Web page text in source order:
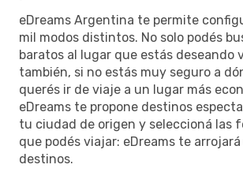
eDreams Argentina te permite
mil modos distintos. No solo podés
baratos al lugar que estás deseando
también, si no estás muy seguro a
querés ir de viaje a un lugar más
eDreams te propone destinos
tu ciudad de origen y seleccioná las
que podés viajar: eDreams te
destinos.